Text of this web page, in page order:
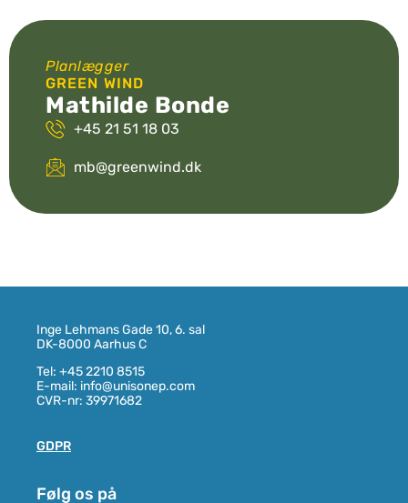
Planlægger
GREEN WIND
Mathilde Bonde
+45 21 51 18 03
mb@greenwind.dk
Inge Lehmans Gade 10, 6. sal
DK-8000 Aarhus C
Tel: +45 2210 8515
E-mail: info@unisonep.com
CVR-nr: 39971682
GDPR
Følg os på